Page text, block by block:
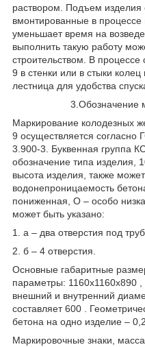
раствором. Подъем изделия
вмонтированные в процессе
уменьшает время на
выполнить такую работу
строительством. В процессе
9 в стенки или в стыки
лестница для удобства
3.Обозначение
Маркирование колодезных
9 осуществляется
3.900-3. Буквенная группа
обозначение типа изделия,
высота изделия, также
водонепроницаемость
пониженная, О – особо
может быть указано:
1. а – два отверстия под
2. б – 4 отверстия.
Основные габаритные
параметры: 1160х1160х890 ,
внешний и внутренний
составляет 600 .
бетона на одно изделие –
Маркировочные знаки,